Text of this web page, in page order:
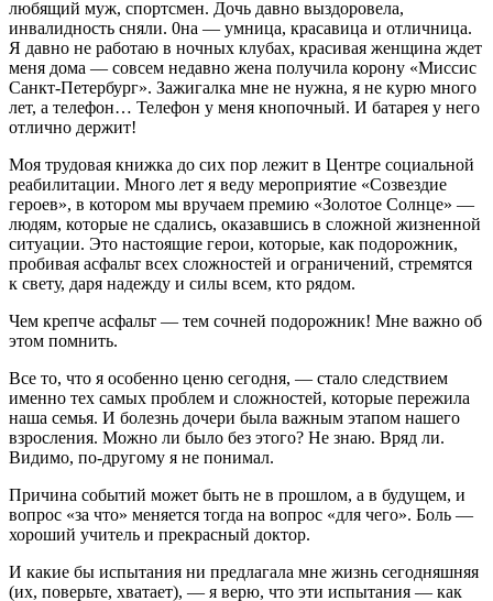
любящий муж, спортсмен. Дочь давно выздоровела,
инвалидность сняли. 0на — умница, красавица и отличница.
Я давно не работаю в ночных клубах, красивая женщина ждет
меня дома — совсем недавно жена получила корону «Миссис
Санкт-Петербург». Зажигалка мне не нужна, я не курю много
лет, а телефон… Телефон у меня кнопочный. И батарея у него
отлично держит!
Моя трудовая книжка до сих пор лежит в Центре социальной
реабилитации. Много лет я веду мероприятие «Созвездие
героев», в котором мы вручаем премию «Золотое Солнце» —
людям, которые не сдались, оказавшись в сложной жизненной
ситуации. Это настоящие герои, которые, как подорожник,
пробивая асфальт всех сложностей и ограничений, стремятся
к свету, даря надежду и силы всем, кто рядом.
Чем крепче асфальт — тем сочней подорожник! Мне важно об
этом помнить.
Все то, что я особенно ценю сегодня, — стало следствием
именно тех самых проблем и сложностей, которые пережила
наша семья. И болезнь дочери была важным этапом нашего
взросления. Можно ли было без этого? Не знаю. Вряд ли.
Видимо, по-другому я не понимал.
Причина событий может быть не в прошлом, а в будущем, и
вопрос «за что» меняется тогда на вопрос «для чего». Боль —
хороший учитель и прекрасный доктор.
И какие бы испытания ни предлагала мне жизнь сегодняшняя
(их, поверьте, хватает), — я верю, что эти испытания — как